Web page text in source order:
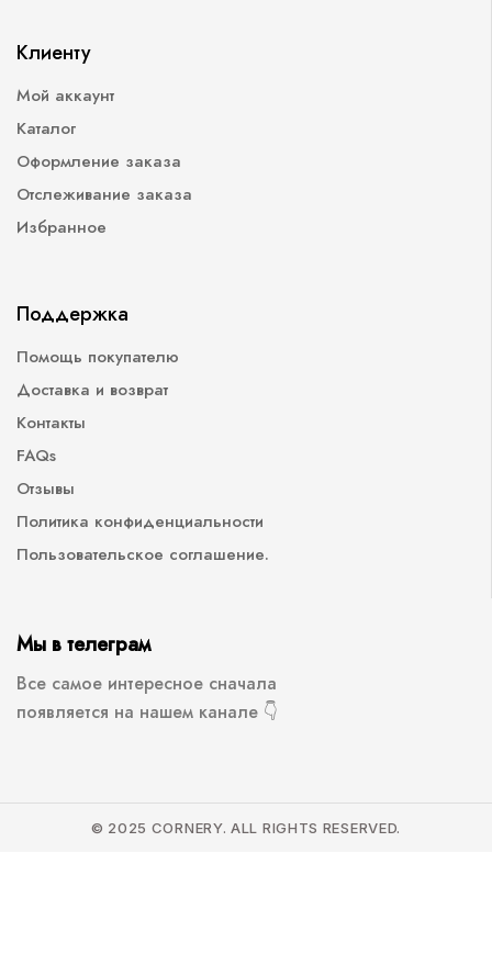
Клиенту
Мой аккаунт
Каталог
Оформление заказа
Отслеживание заказа
Избранное
Поддержка
Помощь покупателю
Доставка и возврат
Контакты
FAQs
Отзывы
Политика конфиденциальности
Пользовательское соглашение.
Мы в телеграм
Все самое интересное сначала
появляется на нашем канале 👇
© 2025 CORNERY. ALL RIGHTS RESERVED.